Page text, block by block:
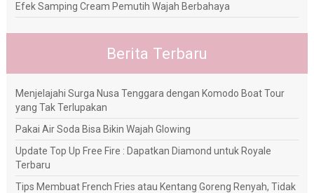
Efek Samping Cream Pemutih Wajah Berbahaya
Berita Terbaru
Menjelajahi Surga Nusa Tenggara dengan Komodo Boat Tour
yang Tak Terlupakan
Pakai Air Soda Bisa Bikin Wajah Glowing
Update Top Up Free Fire : Dapatkan Diamond untuk Royale
Terbaru
Tips Membuat French Fries atau Kentang Goreng Renyah, Tidak